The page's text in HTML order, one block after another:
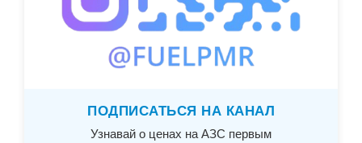
ПОДПИСАТЬСЯ НА КАНАЛ
Узнавай о ценах на АЗС первым